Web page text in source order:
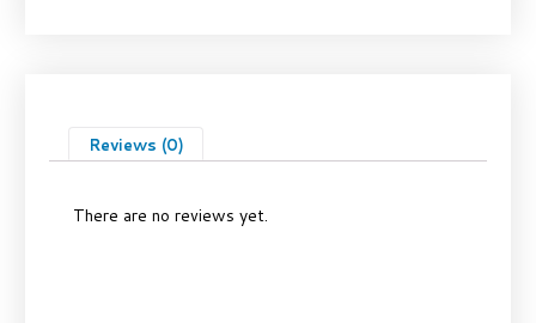
Reviews (0)
There are no reviews yet.